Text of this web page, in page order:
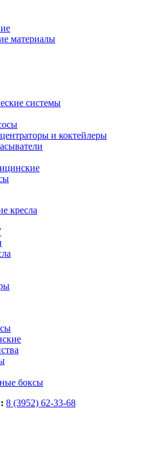
материалы
системы
и коктейлеры
кресла
боксы
8 (3952) 62-33-68